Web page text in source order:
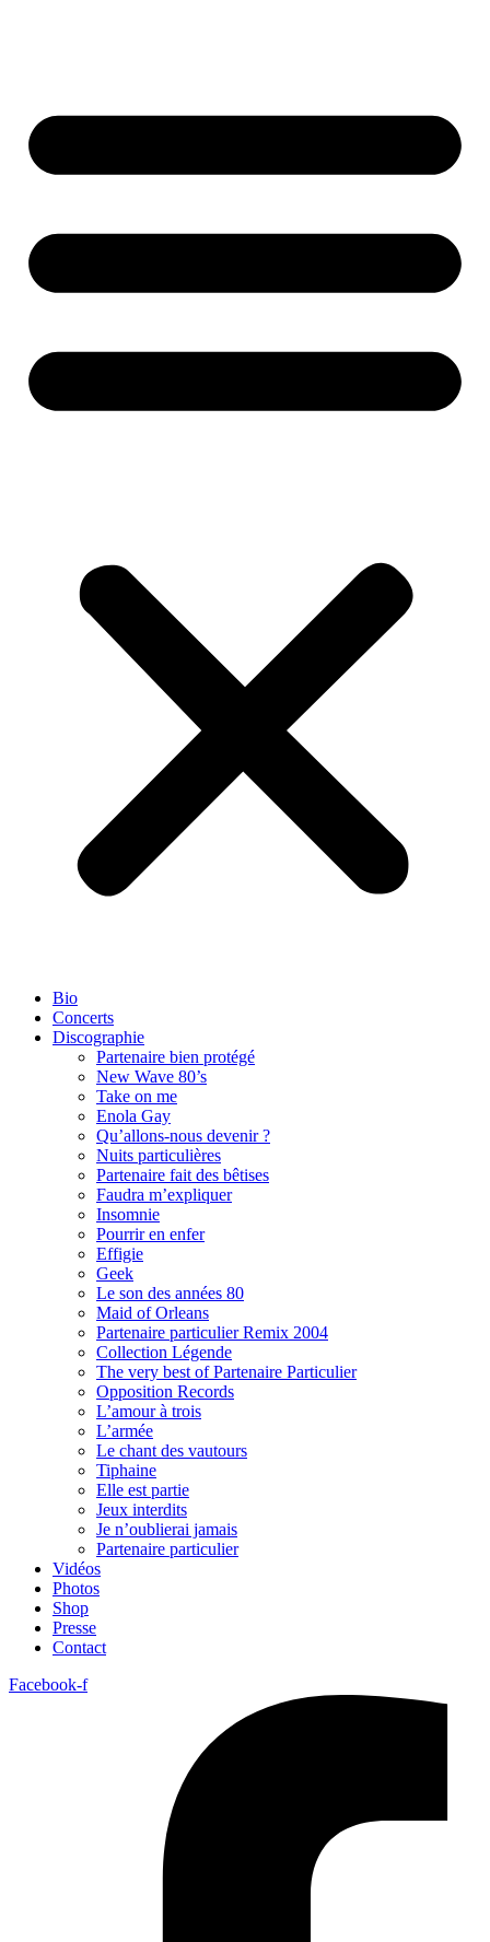
Bio
Concerts
Discographie
Partenaire bien protégé
New Wave 80’s
Take on me
Enola Gay
Qu’allons-nous devenir ?
Nuits particulières
Partenaire fait des bêtises
Faudra m’expliquer
Insomnie
Pourrir en enfer
Effigie
Geek
Le son des années 80
Maid of Orleans
Partenaire particulier Remix 2004
Collection Légende
The very best of Partenaire Particulier
Opposition Records
L’amour à trois
L’armée
Le chant des vautours
Tiphaine
Elle est partie
Jeux interdits
Je n’oublierai jamais
Partenaire particulier
Vidéos
Photos
Shop
Presse
Contact
Facebook-f